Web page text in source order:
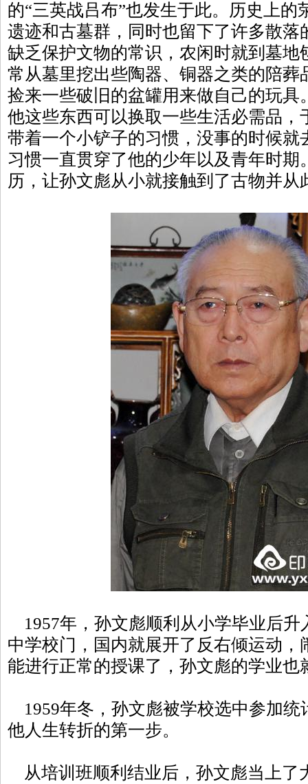
的“三英战吕布”也发生于此。历史上的
遗迹和古墓群，同时也留下了许多散落
缺乏保护文物的常识，农闲时就到墓地
常从墓里挖出些陶器、铜器之类的陪葬
捡来一些破旧的盆罐用来做自己的玩具
他这些东西可以换取一些生活必需品，
带着一个小铲子的习惯，没事的时候就
习惯一直贯穿了他的少年以及青年时期
历，让孙文彪从小就接触到了古物并从
1957年，孙文彪顺利从小学毕业后升
中学校门，国内就展开了反右倾运动，
能进行正常的授课了，孙文彪的学业也
1959年冬，孙文彪被学校选中参加统
他人生转折的第一步。
从培训班顺利结业后，孙文彪当上了